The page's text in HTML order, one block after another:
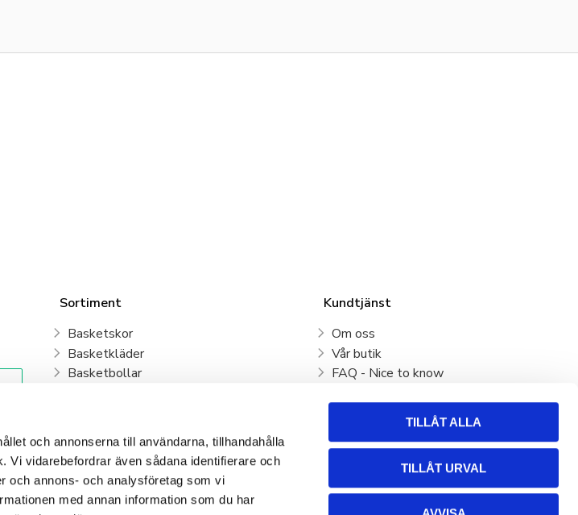
och annonserna till användarna, tillhandahålla
Vi vidarebefordrar även sådana identifierare och
och annons- och analysföretag som vi
med annan information som du har
TILLÅT ALLA
TILLÅT URVAL
Sortiment
Basketskor
Basketkläder
Basketbollar
Basketryggsäckar
Våra klubbar
Klubbshop
Kundtjänst
Om oss
Vår butik
FAQ - Nice to know
Hur handlar jag?
Policy och cookies
Retur, byte och Reklamation